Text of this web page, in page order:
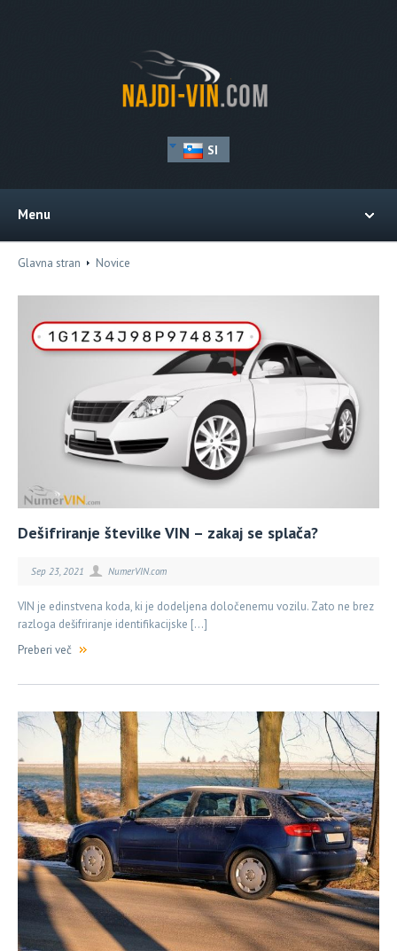
SI
Menu
Glavna stran Novice
Dešifriranje številke VIN – zakaj se splača?
Sep 23, 2021 NumerVIN.com
VIN je edinstvena koda, ki je dodeljena določenemu vozilu. Zato ne brez
razloga dešifriranje identifikacijske […]
Preberi več